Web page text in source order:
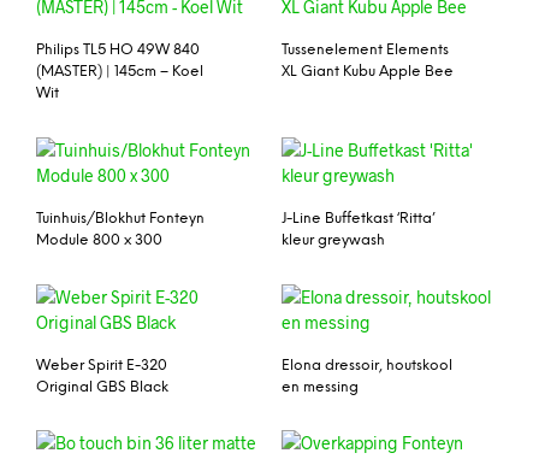
Philips TL5 HO 49W 840
(MASTER) | 145cm – Koel
Wit
Tussenelement Elements
XL Giant Kubu Apple Bee
Tuinhuis/Blokhut Fonteyn
Module 800 x 300
J-Line Buffetkast ‘Ritta’
kleur greywash
Weber Spirit E-320
Original GBS Black
Elona dressoir, houtskool
en messing